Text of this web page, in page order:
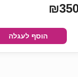
הוסף לעגלה